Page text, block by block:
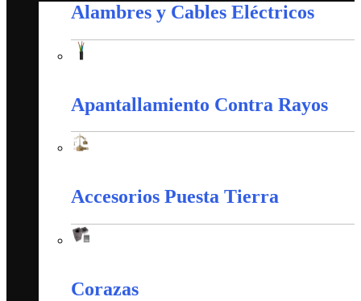
Alambres y Cables Eléctricos
Apantallamiento Contra Rayos
Accesorios Puesta Tierra
Corazas